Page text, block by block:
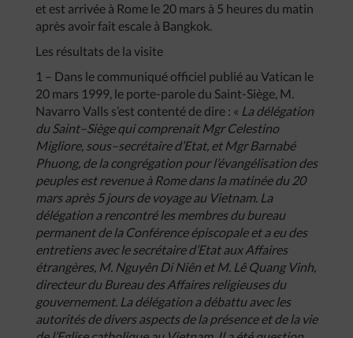
et est arrivée à Rome le 20 mars à 5 heures du matin
après avoir fait escale à Bangkok.
Les résultats de la visite
1 – Dans le communiqué officiel publié au Vatican le
20 mars 1999, le porte-parole du Saint-Siège, M.
Navarro Valls s’est contenté de dire : « Ladélégation
duSaint–Siègequicomprenait MgrCelestino
Migliore, sous–secrétaired’Etat, et MgrBarnabé
Phuong, de lacongrégation pourl’évangélisation des
peuplesestrevenueà Romedans lamatinéedu 20
marsaprès5 joursde voyageau Vietnam. La
délégation arencontré lesmembresdubureau
permanentde la Conférenceépiscopaleetaeudes
entretiensaveclesecrétaired’EtatauxAffaires
étrangères, M. Nguyên DiNiên et M. Lê Quang Vinh,
directeurdu BureaudesAffairesreligieusesdu
gouvernement. Ladélégation adébattuavecles
autoritésdediversaspectsde laprésenceetde la vie